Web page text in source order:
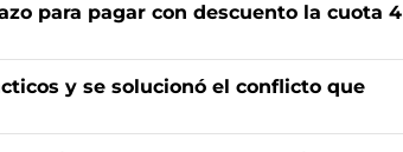
para pagar con descuento la cuota 4
y se solucionó el conflicto que